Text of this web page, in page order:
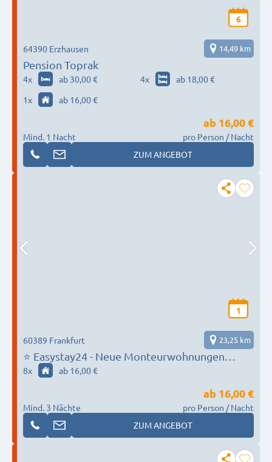
6
Pension Toprak
64390 Erzhausen 14,49 km
4x ab 30,00 € 4x
ab 18,00 €
1x ab 16,00 €
Mind. 1 Nacht
ab 16,00 €
pro Person / Nacht
ZUM ANGEBOT
1
⭐ Easystay24 - Neue Monteurwohnungen
direkt in Frankfurt
60389 Frankfurt 23,25 km
8x ab 16,00 €
Mind. 3 Nächte
ab 16,00 €
pro Person / Nacht
ZUM ANGEBOT